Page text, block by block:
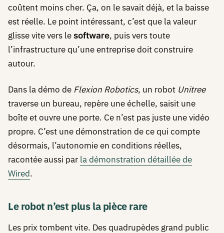
coûtent moins cher. Ça, on le savait déjà, et la baisse
est réelle. Le point intéressant, c’est que la valeur
glisse vite vers le software, puis vers toute
l’infrastructure qu’une entreprise doit construire
autour.
Dans la démo de Flexion Robotics, un robot Unitree
traverse un bureau, repère une échelle, saisit une
boîte et ouvre une porte. Ce n’est pas juste une vidéo
propre. C’est une démonstration de ce qui compte
désormais, l’autonomie en conditions réelles,
racontée aussi par la démonstration détaillée de
Wired.
Le robot n’est plus la pièce rare
Les prix tombent vite. Des quadrupèdes grand public